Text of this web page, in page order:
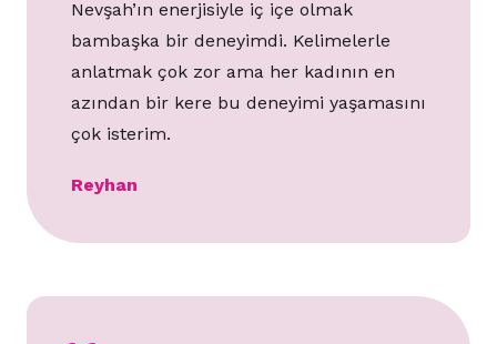
Nevşah’ın enerjisiyle iç içe olmak
bambaşka bir deneyimdi. Kelimelerle
anlatmak çok zor ama her kadının en
azından bir kere bu deneyimi yaşamasını
çok isterim.
Reyhan